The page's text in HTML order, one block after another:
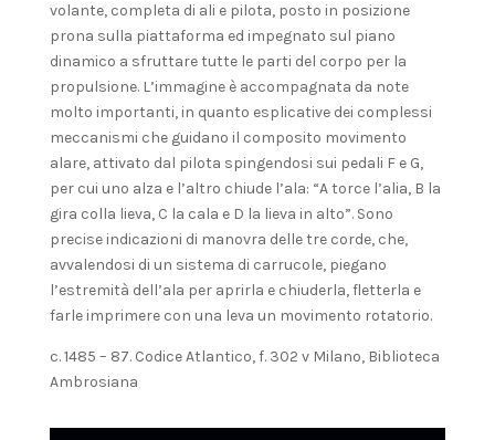
volante, completa di ali e pilota, posto in posizione
prona sulla piattaforma ed impegnato sul piano
dinamico a sfruttare tutte le parti del corpo per la
propulsione. L’immagine è accompagnata da note
molto importanti, in quanto esplicative dei complessi
meccanismi che guidano il composito movimento
alare, attivato dal pilota spingendosi sui pedali F e G,
per cui uno alza e l’altro chiude l’ala: “A torce l’alia, B la
gira colla lieva, C la cala e D la lieva in alto”. Sono
precise indicazioni di manovra delle tre corde, che,
avvalendosi di un sistema di carrucole, piegano
l’estremità dell’ala per aprirla e chiuderla, fletterla e
farle imprimere con una leva un movimento rotatorio.
c. 1485 – 87. Codice Atlantico, f. 302 v Milano, Biblioteca
Ambrosiana